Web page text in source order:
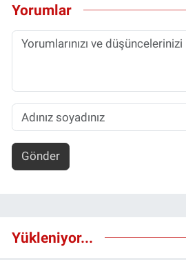
Yorumlar
Gönder
Yükleniyor...